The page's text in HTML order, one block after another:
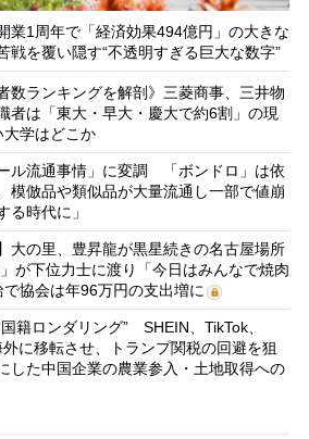
業1周年で「経済効果494億円」の大きな
を覆い隠す“不透明すぎる巨大な数字”
数ランキングを解剖》三菱商事、三井物
者は「東大・早大・慶大で約6割」の現
学はどこか
ル流通事情」に変調 「ボンドロ」は依
模倣品や類似品が大量流通し一部で値崩
時代に」
大の里、豊昇龍が黒星続きの名古屋場所
が下位力士に渡り「今日はみんなで焼肉
協会は年96万円の支出増に
籍ロンダリング” SHEIN、TikTok、
に移転させ、トランプ関税の回避を狙
た中国企業の農業参入・土地取得への